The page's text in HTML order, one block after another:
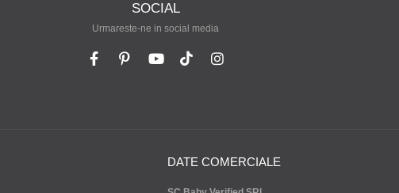
SOCIAL
Urmareste-ne in social media
DATE COMERCIALE